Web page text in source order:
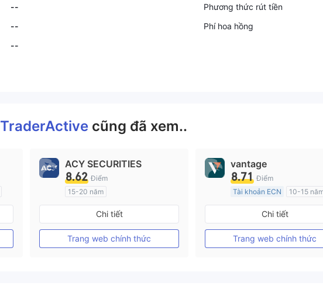
--
Phương thức rút tiền
--
Phí hoa hồng
--
TraderActive cũng đã xem..
ACY SECURITIES
8.62 Điểm
15-20 năm
Đăng ký tại Nước Úc
MT4 Chính thức
Chi tiết
Trang web chính thức
vantage
8.71 Điểm
Tài khoản ECN
10-15
Đăng ký tại Nước Úc
MT4 Chính thức
Chi tiết
Trang web chính thức